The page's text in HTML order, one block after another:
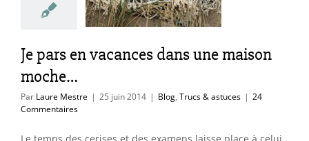
Je pars en vacances dans une maison
moche…
Par Laure Mestre | 25 juin 2014 | Blog, Trucs & astuces | 24
Commentaires